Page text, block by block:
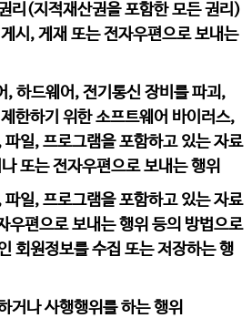
리(지적재산권을 포함한 모든 권리)
시, 게재 또는 전자우편으로 보내는
, 하드웨어, 전기통신 장비를 파괴,
한하기 위한 소프트웨어 바이러스,
일, 프로그램을 포함하고 있는 자료
또는 전자우편으로 보내는 행위
파일, 프로그램을 포함하고 있는 자료
우편으로 보내는 행위 등의 방법으로
회원정보를 수집 또는 저장하는 행
거나 사행행위를 하는 행위